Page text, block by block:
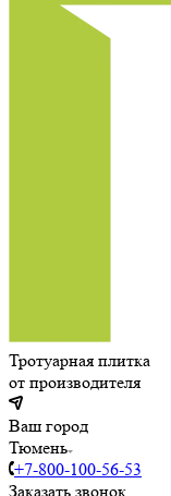
Тротуарная плитка
от производителя
Ваш город
Тюмень
+7-800-100-56-53
Заказать звонок